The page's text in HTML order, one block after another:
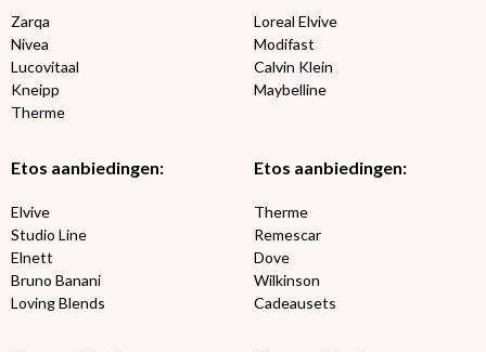
Zarqa
Nivea
Lucovitaal
Kneipp
Therme
Loreal Elvive
Modifast
Calvin Klein
Maybelline
Etos aanbiedingen:
Elvive
Studio Line
Elnett
Bruno Banani
Loving Blends
Etos aanbiedingen:
Therme
Remescar
Dove
Wilkinson
Cadeausets